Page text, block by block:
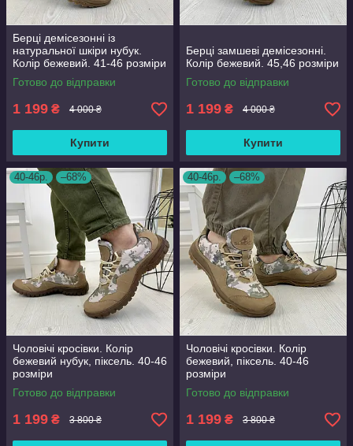
Берці демісезонні із
натуральної шкіри нубук.
Колір бежевий. 41-46 розміри
Готово до відправки
1 199 ₴ 4 000 ₴
Купити
Берці замшеві демісезонні.
Колір бежевий. 45,46 розміри
Готово до відправки
1 199 ₴ 4 000 ₴
Купити
40-46р. –68%
Чоловічі кросівки. Колір
бежевий нубук, піксель. 40-46
розміри
Готово до відправки
1 199 ₴ 3 800 ₴
40-46р. –68%
Чоловічі кросівки. Колір
бежевий, піксель. 40-46
розміри
Готово до відправки
1 199 ₴ 3 800 ₴